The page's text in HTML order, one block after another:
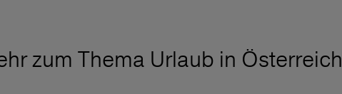
zum Thema Urlaub in Österreich